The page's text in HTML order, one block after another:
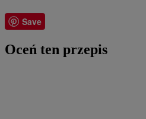
Save
Oceń ten przepis